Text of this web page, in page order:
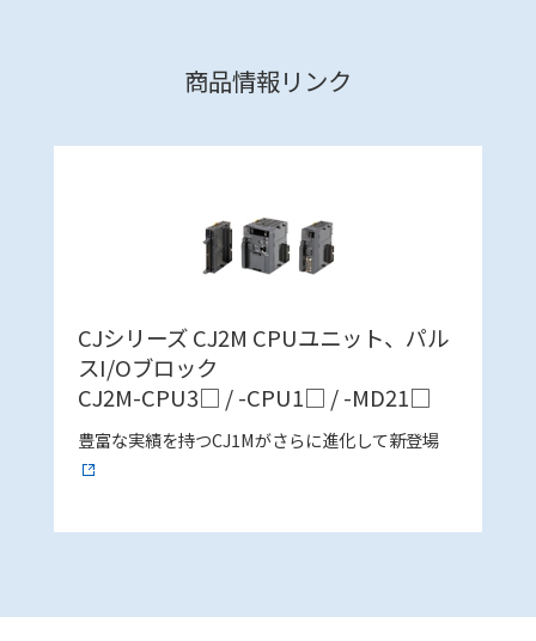
商品情報リンク
CJシリーズ CJ2M CPUユニット、パル
スI/Oブロック
CJ2M-CPU3□ / -CPU1□ / -MD21□
豊富な実績を持つCJ1Mがさらに進化して新登場